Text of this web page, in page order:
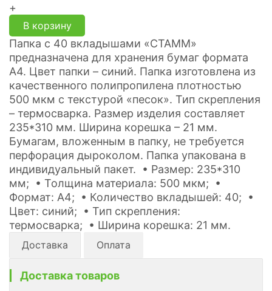
+
В корзину
Папка с 40 вкладышами «СТАММ»
предназначена для хранения бумаг формата
А4. Цвет папки – синий. Папка изготовлена из
качественного полипропилена плотностью
500 мкм с текстурой «песок». Тип скрепления
– термосварка. Размер изделия составляет
235*310 мм. Ширина корешка – 21 мм.
Бумагам, вложенным в папку, не требуется
перфорация дыроколом. Папка упакована в
индивидуальный пакет. • Размер: 235*310
мм; • Толщина материала: 500 мкм; •
Формат: А4; • Количество вкладышей: 40; •
Цвет: синий; • Тип скрепления:
термосварка; • Ширина корешка: 21 мм.
Доставка Оплата
Доставка товаров